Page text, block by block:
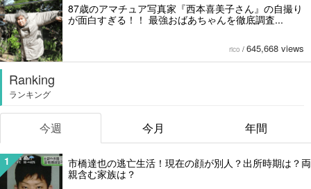
87歳のアマチュア写真家『西本喜美子さん』の自撮り
が面白すぎる！！ 最強おばあちゃんを徹底調査...
rico / 645,668 views
Ranking
ランキング
今週 今月 年間
1
市橋達也の逃亡生活！現在の顔が別人？出所時期は？両
親含む家族は？